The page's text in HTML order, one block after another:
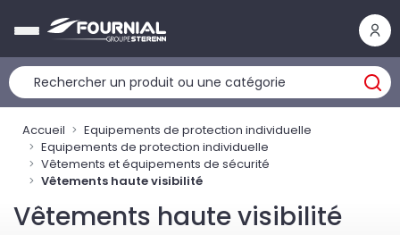
Accueil
Equipements de protection individuelle
Equipements de protection individuelle
Vêtements et équipements de sécurité
Vêtements haute visibilité
Vêtements haute visibilité